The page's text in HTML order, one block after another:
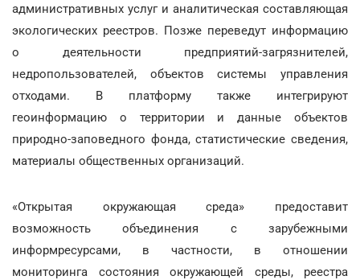
административных услуг и аналитическая составляющая
экологических реестров. Позже переведут информацию
о деятельности предприятий-загрязнителей,
недропользователей, объектов системы управления
отходами. В платформу также интегрируют
геоинформацию о территории и данные объектов
природно-заповедного фонда, статистические сведения,
материалы общественных организаций.
«Открытая окружающая среда» предоставит
возможность объединения с зарубежными
информресурсами, в частности, в отношении
мониторинга состояния окружающей среды, реестра